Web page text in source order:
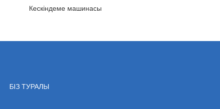
Кескіндеме машинасы
БІЗ ТУРАЛЫ